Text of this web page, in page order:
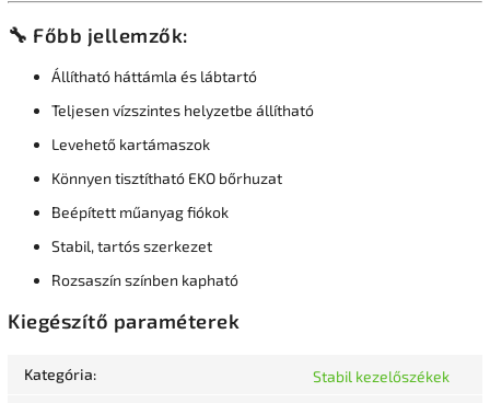
🔧 Főbb jellemzők:
Állítható háttámla és lábtartó
Teljesen vízszintes helyzetbe állítható
Levehető kartámaszok
Könnyen tisztítható EKO bőrhuzat
Beépített műanyag fiókok
Stabil, tartós szerkezet
Rozsaszín színben kapható
Kiegészítő paraméterek
Kategória: Stabil kezelőszékek